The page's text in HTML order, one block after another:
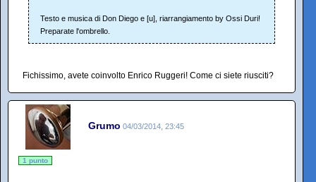
Testo e musica di Don Diego e [u], riarrangiamento by Ossi Duri!
Preparate l'ombrello.
Fichissimo, avete coinvolto Enrico Ruggeri! Come ci siete riusciti?
Grumo 04/03/2014, 23:45
1 punto